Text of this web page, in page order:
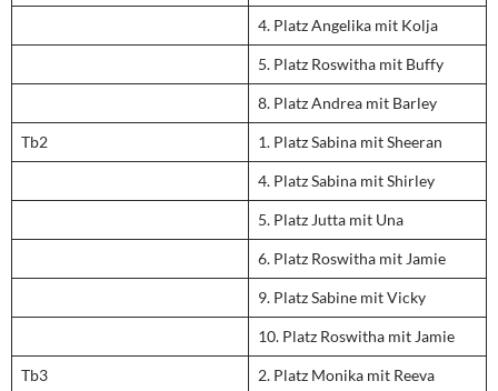
4. Platz Angelika mit Kolja
5. Platz Roswitha mit Buffy
8. Platz Andrea mit Barley
Tb2 1. Platz Sabina mit Sheeran
4. Platz Sabina mit Shirley
5. Platz Jutta mit Una
6. Platz Roswitha mit Jamie
9. Platz Sabine mit Vicky
10. Platz Roswitha mit Jamie
Tb3 2. Platz Monika mit Reeva